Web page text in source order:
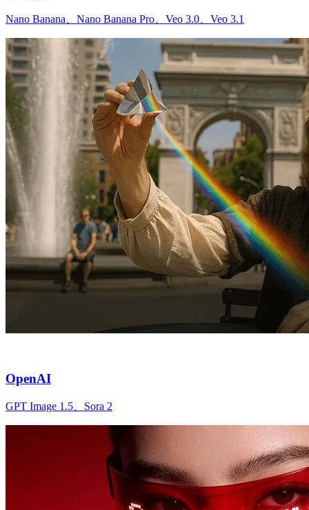
Nano Banana、Nano Banana Pro、Veo 3.0、Veo 3.1
OpenAI
GPT Image 1.5、Sora 2